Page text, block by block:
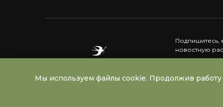
Подпишитесь,
новостную
Мы используем файлы cookie. Продолжив работу